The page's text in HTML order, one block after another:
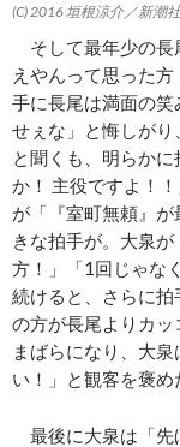
(C) 2016 垣根涼介／新潮
そして最年少の長
えやんって思った
手に長尾は満面の
せぇな」と悔しがり
と聞くも、明らか
か！ 主役ですよ！
が「『室町無頼』
きな拍手が。大泉
方！」「1回じゃな
続けると、さらに
の方が長尾よりカ
まばらになり、大
い！」と観客を褒め
最後に大泉は「先